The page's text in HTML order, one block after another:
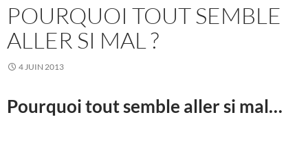
POURQUOI TOUT SEMBLE
ALLER SI MAL ?
4 JUIN 2013
Pourquoi tout semble aller si mal…